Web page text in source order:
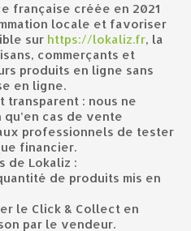
locale et favoriser
sur https://lokaliz.fr, la
commerçants et
produits en ligne sans
en ligne.
transparent : nous ne
cas de vente
professionnels de tester
financier.
de Lokaliz :
de produits mis en
le Click & Collect en
par le vendeur.